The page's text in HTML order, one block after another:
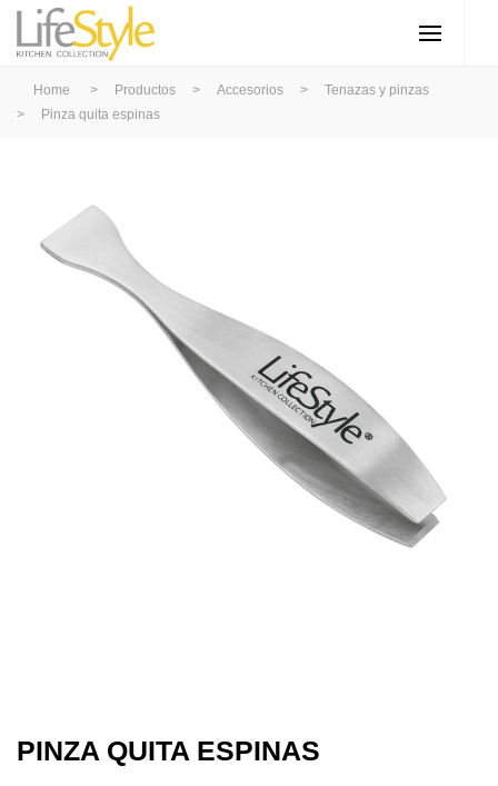
Home > Productos > Accesorios >
Tenazas y pinzas
>
Pinza quita espinas
PINZA QUITA ESPINAS